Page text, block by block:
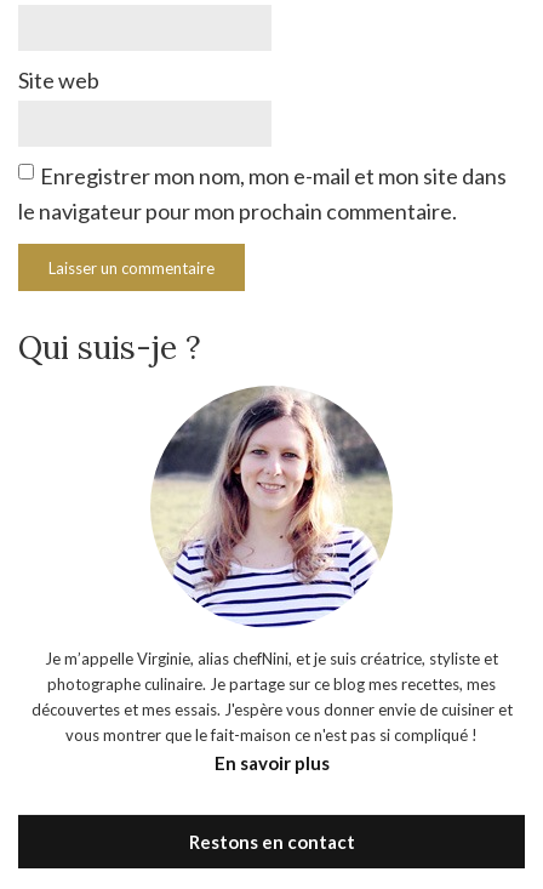
Site web
Enregistrer mon nom, mon e-mail et mon site dans
le navigateur pour mon prochain commentaire.
Qui suis-je ?
Je m’appelle Virginie, alias chefNini, et je suis créatrice, styliste et
photographe culinaire. Je partage sur ce blog mes recettes, mes
découvertes et mes essais. J'espère vous donner envie de cuisiner et
vous montrer que le fait-maison ce n'est pas si compliqué !
En savoir plus
Restons en contact